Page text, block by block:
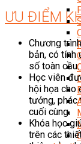
ƯU ĐIỂM
Chương
bản, có tính
số toàn cầu.
Học viên
hội họa cho
tưởng, phác
cuối cùng.
Khóa học
trên các